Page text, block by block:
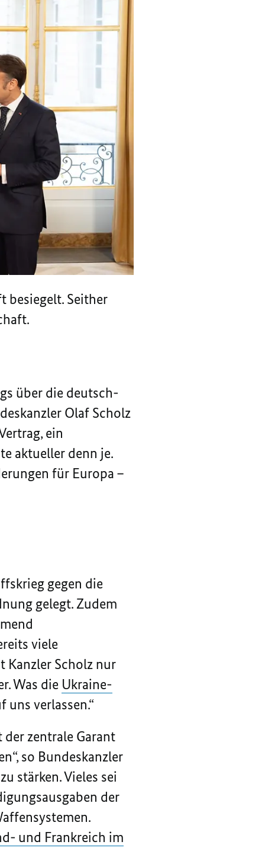
besiegelt. Seither
über die deutsch-
Olaf Scholz
ein
aktueller denn je.
für Europa –
gegen die
gelegt. Zudem
viele
Kanzler Scholz nur
Was die Ukraine-
uns verlassen.“
der zentrale Garant
so Bundeskanzler
stärken. Vieles sei
der
und Frankreich im